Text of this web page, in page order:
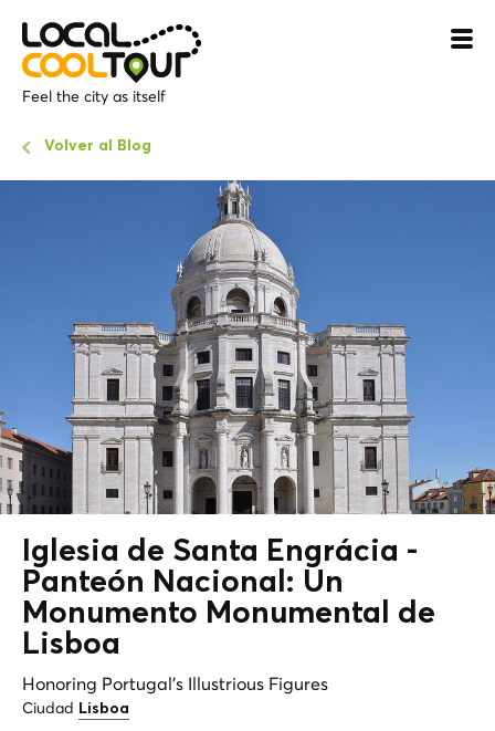
Feel the city as itself
Volver al Blog
Iglesia de Santa Engrácia -
Panteón Nacional: Un
Monumento Monumental de
Lisboa
Honoring Portugal's Illustrious Figures
Ciudad Lisboa